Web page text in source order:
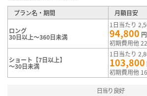
プラン名・期間 月額目安
ロング
30日以上～360日未満
1日当たり
94,800
初期費用他
ショート【7日以上】
～30日未満
1日当たり
103,800
初期費用他
日当り良好